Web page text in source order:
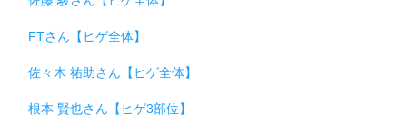
FTさん【ヒゲ全体】
佐々木 祐助さん【ヒゲ全体】
根本 賢也さん【ヒゲ3部位】